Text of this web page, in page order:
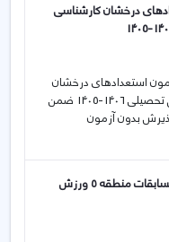
درخشان کارشناسی
آزمون استعدادهای درخشان
کارشناسی ارشد دانشگاه کردستان برای سال تحصیلی 1406-1405 ضمن
بدون آزمون
درخشش دانشجویان دانشگاه کردستان در مسابقات منطقه ۵ ورزش